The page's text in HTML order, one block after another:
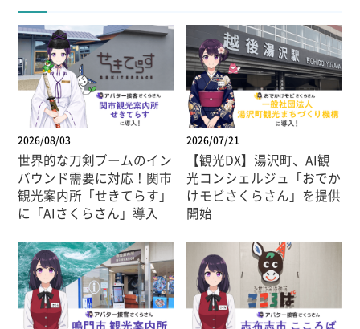
2026/08/03
世界的な刀剣ブームのイン
バウンド需要に対応！関市
観光案内所「せきてらす」
に「AIさくらさん」導入
2026/07/21
【観光DX】湯沢町、AI観
光コンシェルジュ「おでか
けモビさくらさん」を提供
開始